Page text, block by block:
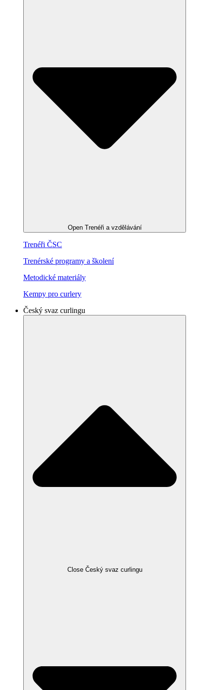
Open Trenéři a vzdělávání
Trenéři ČSC
Trenérské programy a školení
Metodické materiály
Kempy pro curlery
Český svaz curlingu
Close Český svaz curlingu